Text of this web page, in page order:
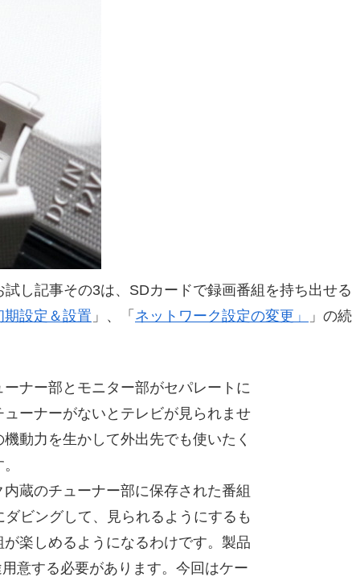
し記事その3は、SDカードで録画番組を持ち出せる
期設定＆設置 」、「 ネットワーク設定の変更」
」の続
ナー部とモニター部がセパレートに
ーナーがないとテレビが見られませ
動力を生かして外出先でも使いたく
蔵のチューナー部に保存された番組
ビングして、見られるようにするも
楽しめるようになるわけです。製品
意する必要があります。今回はケー